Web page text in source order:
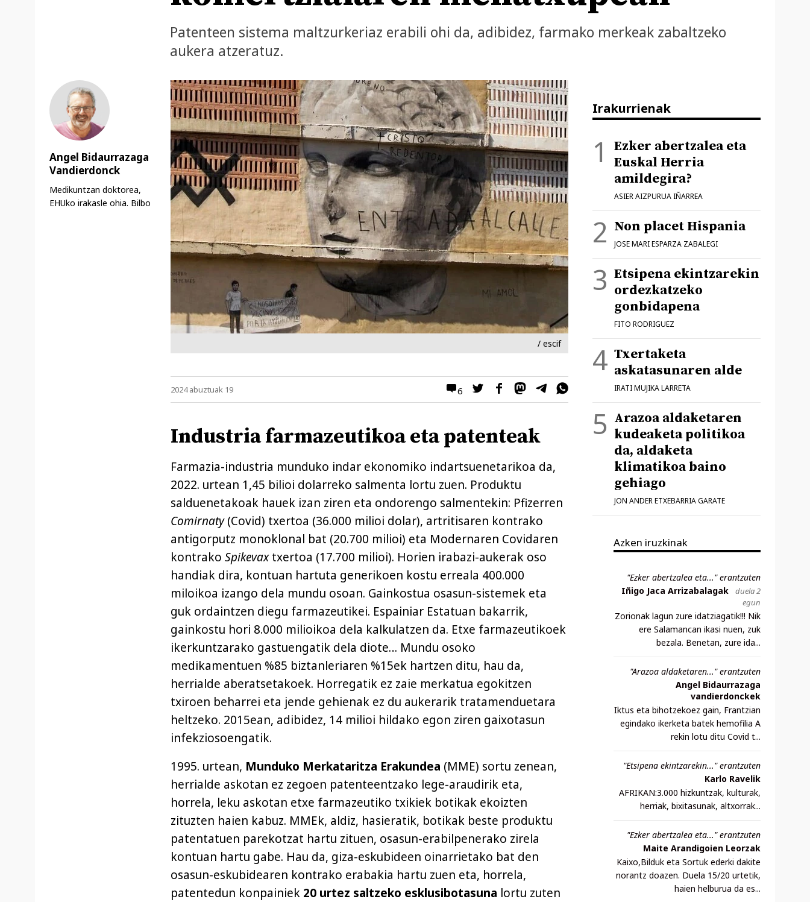
Patenteen sistema maltzurkeriaz erabili ohi da, adibidez, farmako merkeak zabaltzeko
aukera atzeratuz.
/ escif
6
2024 abuztuak 19
Industria farmazeutikoa eta patenteak
Farmazia-industria munduko indar ekonomiko indartsuenetarikoa da,
2022. urtean 1,45 bilioi dolarreko salmenta lortu zuen. Produktu
salduenetakoak hauek izan ziren eta ondorengo salmentekin: Pfizerren
Comirnaty(Covid) txertoa (36.000 milioi dolar), artritisaren kontrako
antigorputz monoklonal bat (20.700 milioi) eta Modernaren Covidaren
kontrako Spikevaxtxertoa (17.700 milioi). Horien irabazi-aukerak oso
handiak dira, kontuan hartuta generikoen kostu erreala 400.000
miloikoa izango dela mundu osoan. Gainkostua osasun-sistemek eta
guk ordaintzen diegu farmazeutikei. Espainiar Estatuan bakarrik,
gainkostu hori 8.000 milioikoa dela kalkulatzen da. Etxe farmazeutikoek
ikerkuntzarako gastuengatik dela diote… Mundu osoko
medikamentuen %85 biztanleriaren %15ek hartzen ditu, hau da,
herrialde aberatsetakoek. Horregatik ez zaie merkatua egokitzen
txiroen beharrei eta jende gehienak ez du aukerarik tratamenduetara
heltzeko. 2015ean, adibidez, 14 milioi hildako egon ziren gaixotasun
infekziosoengatik.
1995. urtean, Munduko Merkataritza Erakundea (MME) sortu zenean,
herrialde askotan ez zegoen patenteentzako lege-araudirik eta,
horrela, leku askotan etxe farmazeutiko txikiek botikak ekoizten
zituzten haien kabuz. MMEk, aldiz, hasieratik, botikak beste produktu
patentatuen parekotzat hartu zituen, osasun-erabilpenerako zirela
kontuan hartu gabe. Hau da, giza-eskubideen oinarrietako bat den
osasun-eskubidearen kontrako erabakia hartu zuen eta, horrela,
patentedun konpainiek 20 urtez saltzeko esklusibotasuna lortu zuten
Angel Bidaurrazaga
Vandierdonck
Medikuntzan doktorea,
EHUko irakasle ohia. Bilbo
Irakurrienak
Ezker abertzalea eta
Euskal Herria
amildegira?
ASIER AIZPURUA IÑARREA
Non placet Hispania
JOSE MARI ESPARZA ZABALEGI
Etsipena ekintzarekin
ordezkatzeko
gonbidapena
FITO RODRIGUEZ
Txertaketa
askatasunaren alde
IRATI MUJIKA LARRETA
Arazoa aldaketaren
kudeaketa politikoa
da, aldaketa
klimatikoa baino
gehiago
JON ANDER ETXEBARRIA GARATE
Azken iruzkinak
"Ezker abertzalea eta..." erantzuten
Iñigo Jaca Arrizabalagak
duela 2
egun
Zorionak lagun zure idatziagatik!!! Nik
ere Salamancan ikasi nuen, zuk
bezala. Benetan, zure ida...
"Arazoa aldaketaren..." erantzuten
Angel Bidaurrazaga
vandierdonckek
Iktus eta bihotzekoez gain, Frantzian
egindako ikerketa batek hemofilia A
rekin lotu ditu Covid t...
"Etsipena ekintzarekin..." erantzuten
Karlo Ravelik
AFRIKAN:3.000 hizkuntzak, kulturak,
herriak, bixitasunak, altxorrak...
"Ezker abertzalea eta..." erantzuten
Maite Arandigoien Leorzak
Kaixo,Bilduk eta Sortuk ederki dakite
norantz doazen. Duela 15/20 urtetik,
haien helburua da es...